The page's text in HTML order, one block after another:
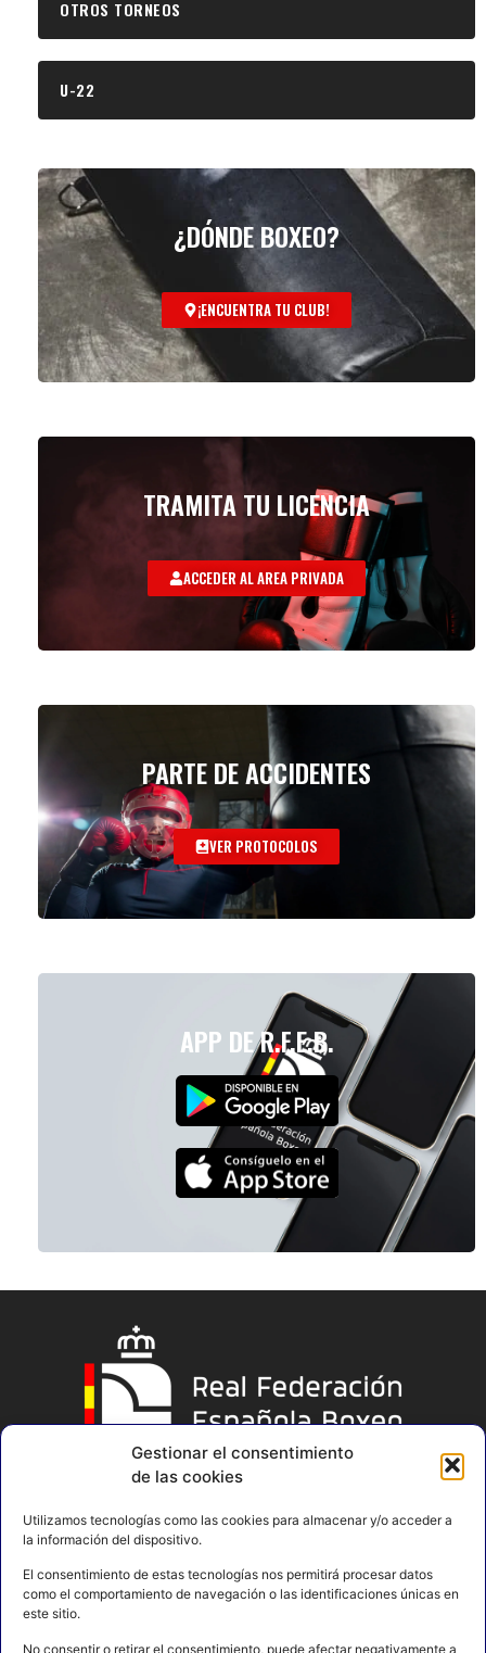
Gestionar el consentimiento
de las cookies
Utilizamos tecnologías como las cookies para almacenar y/o acceder a
la información del dispositivo.
El consentimiento de estas tecnologías nos permitirá procesar datos
como el comportamiento de navegación o las identificaciones únicas en
este sitio.
No consentir o retirar el consentimiento, puede afectar negativamente a
OTROS TORNEOS
U-22
¿DÓNDE BOXEO?
¡ENCUENTRA TU CLUB!
TRAMITA TU LICENCIA
ACCEDER AL AREA PRIVADA
PARTE DE ACCIDENTES
VER PROTOCOLOS
APP DE R.F.E.B.